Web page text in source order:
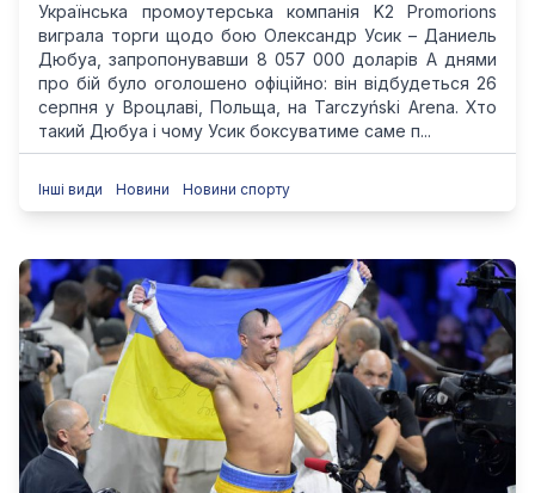
Українська промоутерська компанія K2 Promorions
виграла торги щодо бою Олександр Усик – Даниель
Дюбуа, запропонувавши 8 057 000 доларів А днями
про бій було оголошено офіційно: він відбудеться 26
серпня у Вроцлаві, Польща, на Tarczyński Arena. Хто
такий Дюбуа і чому Усик боксуватиме саме п...
Інші види Новини Новини спорту